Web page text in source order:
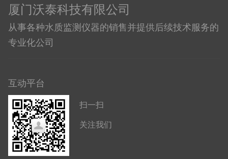
厦门沃泰科技有限公司
从事各种水质监测仪器的销售并提供后续技术服务的
专业化公司
互动平台
扫一扫
关注我们